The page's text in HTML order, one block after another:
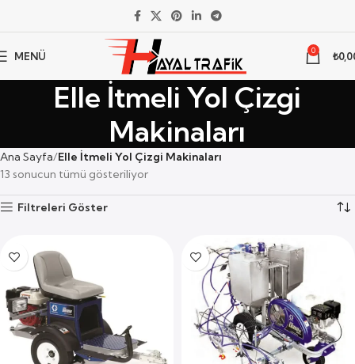
MENÜ 0 ₺
Elle İtmeli Yol Çizgi
Makinaları
Ana Sayfa Elle İtmeli Yol Çizgi Makinaları
13 sonucun tümü gösteriliyor
Filtreleri Göster